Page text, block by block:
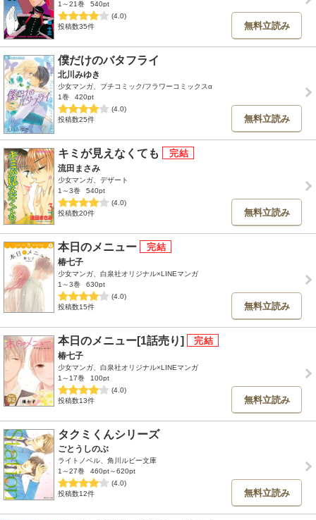
1～21巻
540pt
(4.0)
投稿数35件
無料立読み
僕だけのバタフライ
北川みゆき
少女マンガ、プチコミック/フラワーコミックスα
1巻
420pt
(4.0)
投稿数25件
無料立読み
キミが見えなくても
流田まさみ
少女マンガ、デザート
1～3巻
540pt
(4.0)
投稿数20件
無料立読み
本日のメニュー
椿七子
少女マンガ、白泉社オリジナル×LINEマンガ
1～3巻
630pt
(4.0)
投稿数15件
無料立読み
本日のメニュー[1話売り]
椿七子
少女マンガ、白泉社オリジナル×LINEマンガ
1～17巻
100pt
(4.0)
投稿数13件
無料立読み
タクミくんシリーズ
ごとうしのぶ
ライトノベル、角川ルビー文庫
1～27巻
460pt～620pt
(4.0)
投稿数12件
無料立読み